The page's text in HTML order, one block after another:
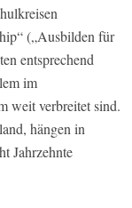
(„Ausbilden für
entsprechend
im
weit verbreitet sind.
hängen in
Jahrzehnte